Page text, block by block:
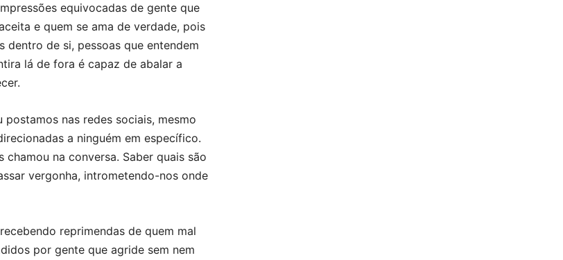
equivocadas de gente que
e quem se ama de verdade, pois
dentro de si, pessoas que entendem
lá de fora é capaz de abalar a
nas redes sociais, mesmo
a ninguém em específico.
na conversa. Saber quais são
vergonha, intrometendo-nos onde
reprimendas de quem mal
por gente que agride sem nem